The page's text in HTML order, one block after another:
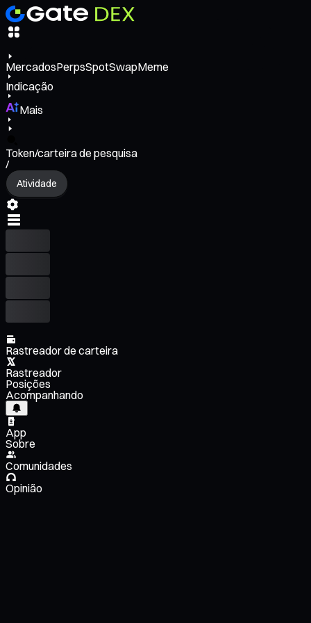
MercadosPerpsSpotSwapMeme
Indicação
Mais
Token/carteira de pesquisa
/
Atividade
Rastreador de carteira
Rastreador
Posições
Acompanhando
App
Sobre
Comunidades
Opinião